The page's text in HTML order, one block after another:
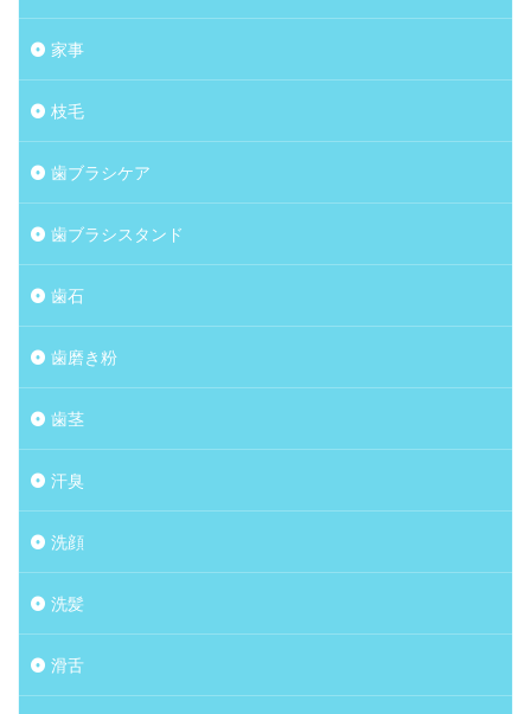
家事
枝毛
歯ブラシケア
歯ブラシスタンド
歯石
歯磨き粉
歯茎
汗臭
洗顔
洗髪
滑舌